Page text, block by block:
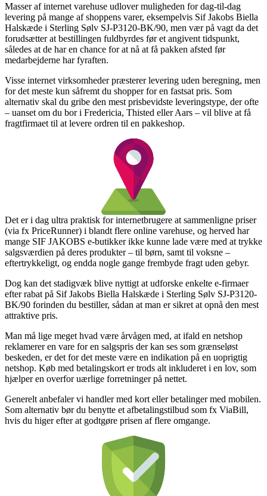
Masser af internet varehuse udlover muligheden for dag-til-dag
levering på mange af shoppens varer, eksempelvis Sif Jakobs Biella
Halskæde i Sterling Sølv SJ-P3120-BK/90, men vær på vagt da det
forudsætter at bestillingen fuldbyrdes før et angivent tidspunkt,
således at de har en chance for at nå at få pakken afsted før
medarbejderne har fyraften.
Visse internet virksomheder præsterer levering uden beregning, men
for det meste kun såfremt du shopper for en fastsat pris. Som
alternativ skal du gribe den mest prisbevidste leveringstype, der ofte
– uanset om du bor i Fredericia, Thisted eller Aars – vil blive at få
fragtfirmaet til at levere ordren til en pakkeshop.
Det er i dag ultra praktisk for internetbrugere at sammenligne priser
(via fx PriceRunner) i blandt flere online varehuse, og herved har
mange SIF JAKOBS e-butikker ikke kunne lade være med at trykke
salgsværdien på deres produkter – til børn, samt til voksne –
eftertrykkeligt, og endda nogle gange frembyde fragt uden gebyr.
Dog kan det stadigvæk blive nyttigt at udforske enkelte e-firmaer
efter rabat på Sif Jakobs Biella Halskæde i Sterling Sølv SJ-P3120-
BK/90 forinden du bestiller, sådan at man er sikret at opnå den mest
attraktive pris.
Man må lige meget hvad være årvågen med, at ifald en netshop
reklamerer en vare for en salgspris der kan ses som grænseløst
beskeden, er det for det meste være en indikation på en uoprigtig
netshop. Køb med betalingskort er trods alt inkluderet i en lov, som
hjælper en overfor uærlige forretninger på nettet.
Generelt anbefaler vi handler med kort eller betalinger med mobilen.
Som alternativ bør du benytte et afbetalingstilbud som fx ViaBill,
hvis du higer efter at godtgøre prisen af flere omgange.